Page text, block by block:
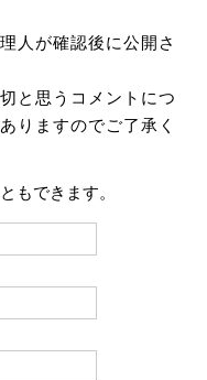
人が確認後に公開さ
と思うコメントにつ
りますのでご了承く
もできます。